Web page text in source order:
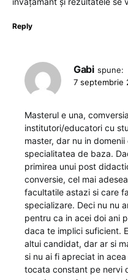
Reply
Gabi spune:
7 septembrie
Masterul e una,
institutori/educatori cu
master, dar nu in
specialitatea de baza.
primirea unui post
conversie, cel mai
facultatile astazi si care
specializare. Deci nu nu
pentru ca in acei doi ani
daca te implici suficient.
altui candidat, dar ar si
si nu ai fi apreciat in
tocata constant pe nervi